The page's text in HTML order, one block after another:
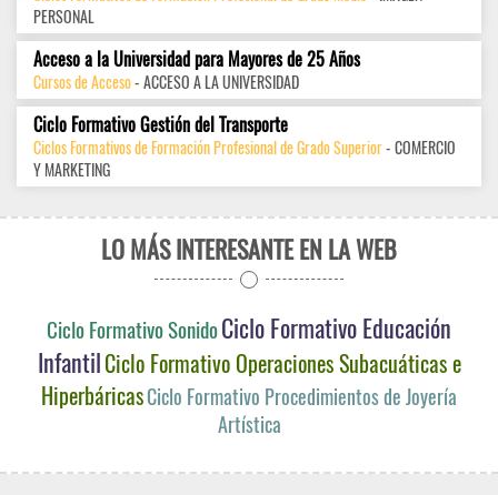
PERSONAL
Acceso a la Universidad para Mayores de 25 Años
Cursos de Acceso- ACCESO A LA UNIVERSIDAD
Ciclo Formativo Gestión del Transporte
Ciclos Formativos de Formación Profesional de Grado Superior- COMERCIO
Y MARKETING
LO MÁS INTERESANTE EN LA WEB
Ciclo Formativo SonidoCiclo Formativo Educación
InfantilCiclo Formativo Operaciones Subacuáticas e
HiperbáricasCiclo Formativo Procedimientos de Joyería
Artística